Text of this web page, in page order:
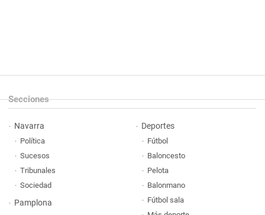
Secciones
Navarra
Política
Sucesos
Tribunales
Sociedad
Pamplona
Deportes
Fútbol
Baloncesto
Pelota
Balonmano
Fútbol sala